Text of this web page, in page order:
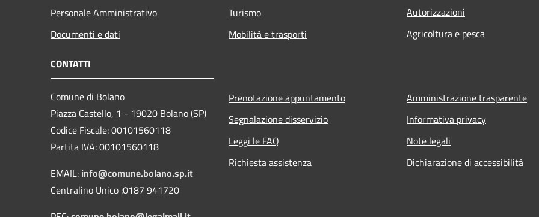
Personale Amministrativo
Documenti e dati
Turismo
Mobilità e trasporti
Autorizzazioni
Agricoltura e pesca
CONTATTI
Comune di Bolano
Piazza Castello, 1 - 19020 Bolano (SP)
Codice Fiscale: 00101560118
Partita IVA: 00101560118
EMAIL: info@comune.bolano.sp.it
Centralino Unico :0187 941720
Prenotazione appuntamento
Segnalazione disservizio
Leggi le FAQ
Richiesta assistenza
Amministrazione trasparente
Informativa privacy
Note legali
Dichiarazione di accessibilità